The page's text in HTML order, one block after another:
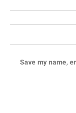
Save my name,